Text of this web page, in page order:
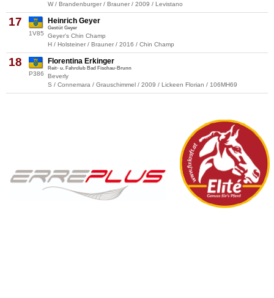
W / Brandenburger / Brauner / 2009 / Levistano
17
1V85
Heinrich Geyer
Gestüt Geyer
Geyer's Chin Champ
H / Holsteiner / Brauner / 2016 / Chin Champ
18
P386
Florentina Erkinger
Reit- u. Fahrclub Bad Fischau-Brunn
Beverly
S / Connemara / Grauschimmel / 2009 / Lickeen Florian / 106MH69